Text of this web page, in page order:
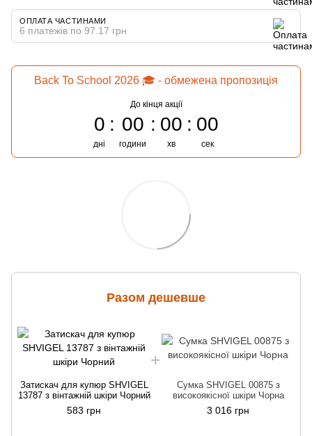
ОПЛАТА ЧАСТИНАМИ
6 платежів по 97.17 грн
Back To School 2026 🎓 - обмежена пропозиція
До кінця акції
0
дні
00
години
00
хв
00
сек
Разом дешевше
Затискач для купюр SHVIGEL
13787 з вінтажній шкіри Чорний
583 грн
Сумка SHVIGEL 00875 з
високоякісної шкіри Чорна
3 016 грн